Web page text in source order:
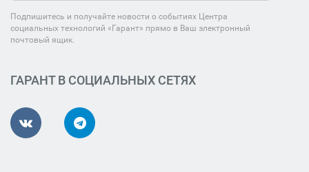
Подпишитесь и получайте новости о событиях Центра
социальных технологий «Гарант» прямо в Ваш электронный
почтовый ящик.
ГАРАНТ В СОЦИАЛЬНЫХ СЕТЯХ